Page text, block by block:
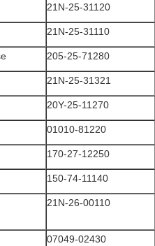
21N-25-31120
21N-25-31110
205-25-71280
21N-25-31321
20Y-25-11270
01010-81220
170-27-12250
150-74-11140
21N-26-00110
07049-02430